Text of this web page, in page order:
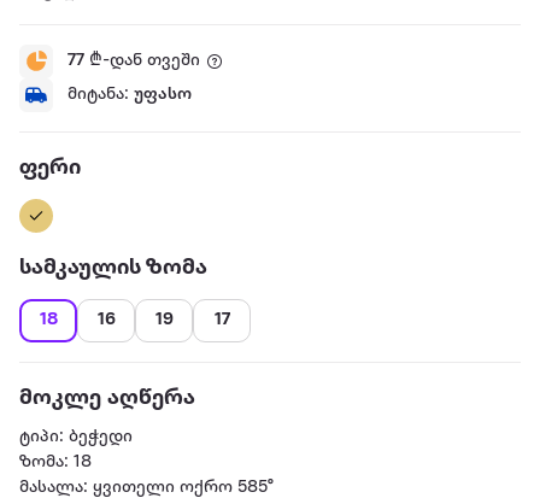
77 ₾-დან თვეში
მიტანა: უფასო
ფერი
სამკაულის ზომა
18 16 19 17
მოკლე აღწერა
ტიპი: ბეჭედი
ზომა: 18
მასალა: ყვითელი ოქრო 585°